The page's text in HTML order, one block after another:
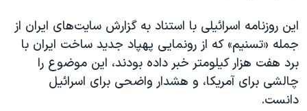
قانون شفافیت دارائی کادر رهبری ایران
اعتراضات مردمی آبان ۹۸
اسرائیل در جنگ
این روزنامه اسرائیلی با استناد به گزارش سایت‌های ایران از
جمله «تسنیم» که از رونمایی پهپاد جدید ساخت ایران با
برد هفت هزار کیلومتر خبر داده بودند، این موضوع را
چالشی برای آمریکا، ‌و هشدار واضحی برای اسرائیل
دانست.